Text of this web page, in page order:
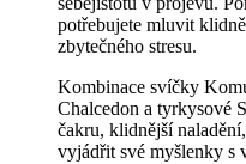
potřebujete mluvit
zbytečného stresu.
Kombinace svíčky
Chalcedon a tyrkysové
čakru, klidnější
vyjádřit své myšlenky s